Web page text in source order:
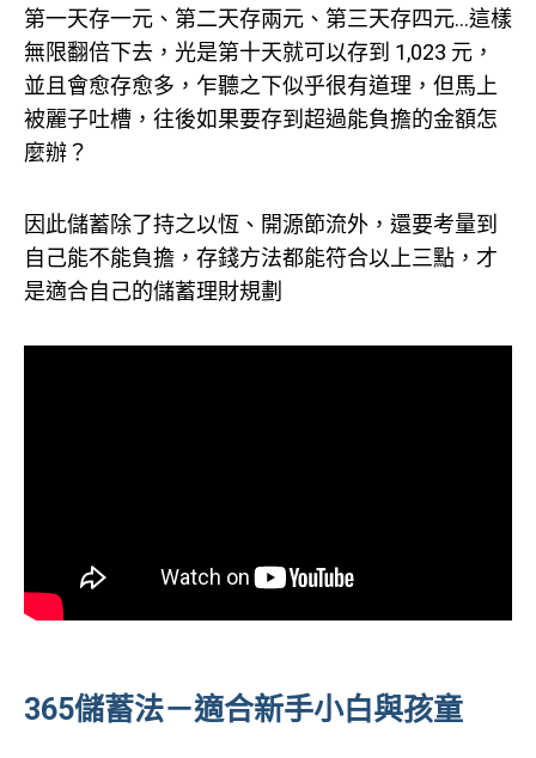
第一天存一元、第二天存兩元、第三天存四元…這樣
無限翻倍下去，光是第十天就可以存到 1,023 元，
並且會愈存愈多，乍聽之下似乎很有道理，但馬上
被麗子吐槽，往後如果要存到超過能負擔的金額怎
麼辦？
因此儲蓄除了持之以恆、開源節流外，還要考量到
自己能不能負擔，存錢方法都能符合以上三點，才
是適合自己的儲蓄理財規劃
365儲蓄法－適合新手小白與孩童